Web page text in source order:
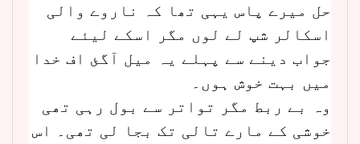
حل میرے پاس یہی تھا کہ ناروے والی
اسکالر شپ لے لوں مگر اسکے لیئے
جواب دینے سے پہلے یہ میل آگئ اف خدا
میں بہت خوش ہوں۔
وہ بے ربط مگر تواتر سے بول رہی تھی
خوشی کے مارے تالی تک بجا لی تھی۔ اس